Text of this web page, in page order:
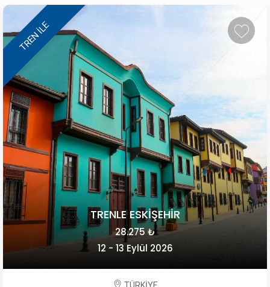
TREN ILE
TRENLE ESKİŞEHİR
28.275 ₺
12 - 13 Eylül 2026